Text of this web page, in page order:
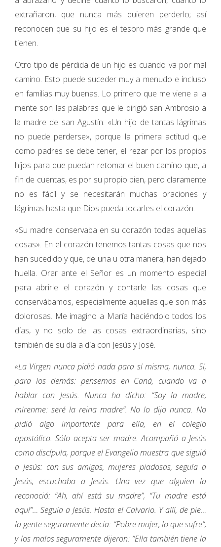
extrañaron, que nunca más quieren perderlo; así
reconocen que su hijo es el tesoro más grande que
tienen.
Otro tipo de pérdida de un hijo es cuando va por mal
camino. Esto puede suceder muy a menudo e incluso
en familias muy buenas. Lo primero que me viene a la
mente son las palabras que le dirigió san Ambrosio a
la madre de san Agustín: «Un hijo de tantas lágrimas
no puede perderse», porque la primera actitud que
como padres se debe tener, el rezar por los propios
hijos para que puedan retomar el buen camino que, a
fin de cuentas, es por su propio bien, pero claramente
no es fácil y se necesitarán muchas oraciones y
lágrimas hasta que Dios pueda tocarles el corazón.
«Su madre conservaba en su corazón todas aquellas
cosas». En el corazón tenemos tantas cosas que nos
han sucedido y que, de una u otra manera, han dejado
huella. Orar ante el Señor es un momento especial
para abrirle el corazón y contarle las cosas que
conservábamos, especialmente aquellas que son más
dolorosas. Me imagino a María haciéndolo todos los
días, y no solo de las cosas extraordinarias, sino
también de su día a día con Jesús y José.
«La Virgen nunca pidió nada para sí misma, nunca. Sí,
para los demás: pensemos en Caná, cuando va a
hablar con Jesús. Nunca ha dicho: “Soy la madre,
mírenme: seré la reina madre”. No lo dijo nunca. No
pidió algo importante para ella, en el colegio
apostólico. Sólo acepta ser madre. Acompañó a Jesús
como discípula, porque el Evangelio muestra que siguió
a Jesús: con sus amigas, mujeres piadosas, seguía a
Jesús, escuchaba a Jesús. Una vez que alguien la
reconoció: “Ah, ahí está su madre”, “Tu madre está
aquí”… Seguía a Jesús. Hasta el Calvario. Y allí, de pie…
la gente seguramente decía: “Pobre mujer, lo que sufre”,
y los malos seguramente dijeron: “Ella también tiene la